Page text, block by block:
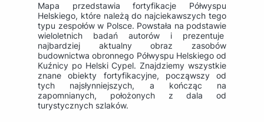
Mapa przedstawia fortyfikacje Półwyspu
Helskiego, które należą do najciekawszych tego
typu zespołów w Polsce. Powstała na podstawie
wieloletnich badań autorów i prezentuje
najbardziej aktualny obraz zasobów
budownictwa obronnego Półwyspu Helskiego od
Kuźnicy po Helski Cypel. Znajdziemy wszystkie
znane obiekty fortyfikacyjne, począwszy od
tych najsłynniejszych, a kończąc na
zapomnianych, położonych z dala od
turystycznych szlaków.